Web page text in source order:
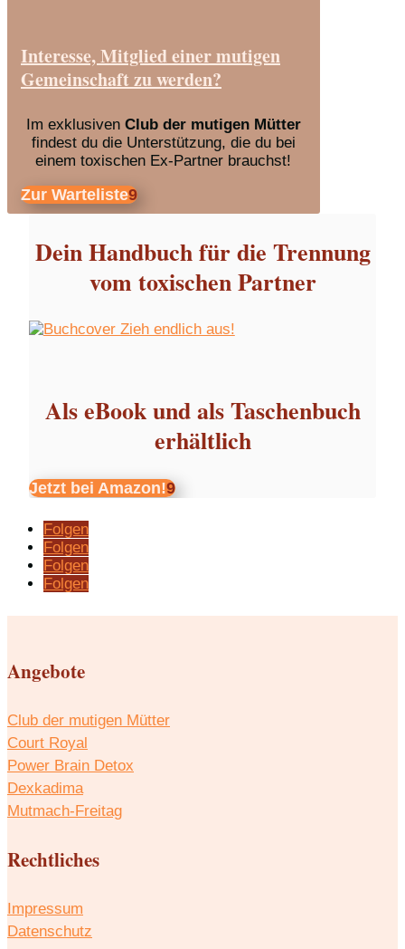
Interesse, Mitglied einer mutigen
Gemeinschaft zu werden?
Im exklusiven Club der mutigen Mütter
findest du die Unterstützung, die du bei
einem toxischen Ex-Partner brauchst!
Zur Warteliste
Dein Handbuch für die Trennung
vom toxischen Partner
Als eBook und als Taschenbuch
erhältlich
Jetzt bei Amazon!
Folgen
Folgen
Folgen
Folgen
Angebote
Club der mutigen Mütter
Court Royal
Power Brain Detox
Dexkadima
Mutmach-Freitag
Rechtliches
Impressum
Datenschutz